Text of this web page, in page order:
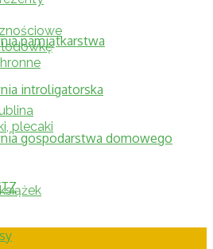
pamiątkarstwa
introligatorska
gospodarstwa domowego
lodówkę
plecaki